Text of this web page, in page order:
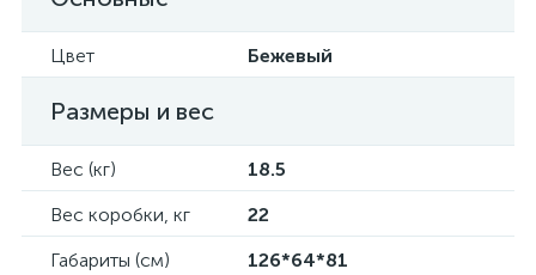
Цвет Бежевый
Размеры и вес
Вес (кг)
18.5
Вес коробки, кг
22
Габариты (см)
126*64*81